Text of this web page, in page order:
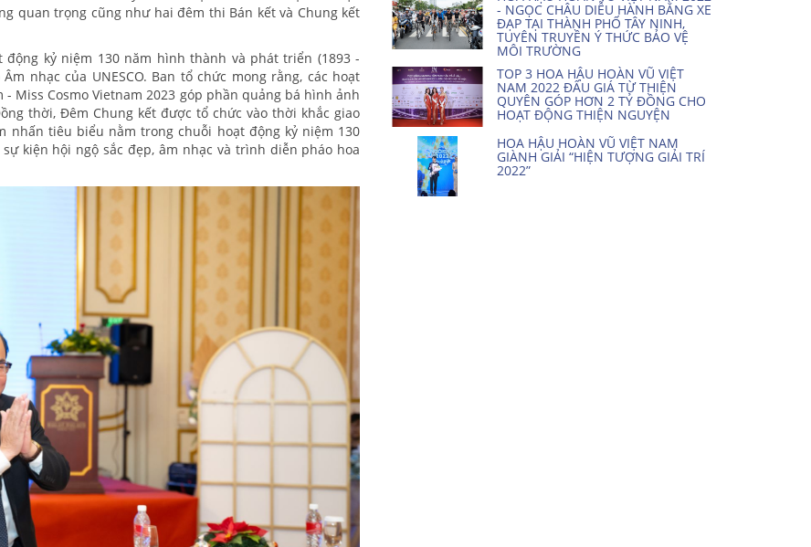
quan trọng cũng như hai đêm thi Bán kết và Chung kết
kỷ niệm 130 năm hình thành và phát triển (1893 -
nhạc của UNESCO. Ban tổ chức mong rằng, các hoạt
Miss Cosmo Vietnam 2023 góp phần quảng bá hình ảnh
thời, Đêm Chung kết được tổ chức vào thời khắc giao
nhấn tiêu biểu nằm trong chuỗi hoạt động kỷ niệm 130
kiện hội ngộ sắc đẹp, âm nhạc và trình diễn pháo hoa
- NGỌC CHÂU DIỄU HÀNH BẰNG XE
ĐẠP TẠI THÀNH PHỐ TÂY NINH,
TUYÊN TRUYỀN Ý THỨC BẢO VỆ
MÔI TRƯỜNG
TOP 3 HOA HẬU HOÀN VŨ VIỆT
NAM 2022 ĐẤU GIÁ TỪ THIỆN
QUYÊN GÓP HƠN 2 TỶ ĐỒNG CHO
HOẠT ĐỘNG THIỆN NGUYỆN
HOA HẬU HOÀN VŨ VIỆT NAM
GIÀNH GIẢI “HIỆN TƯỢNG GIẢI TRÍ
2022”